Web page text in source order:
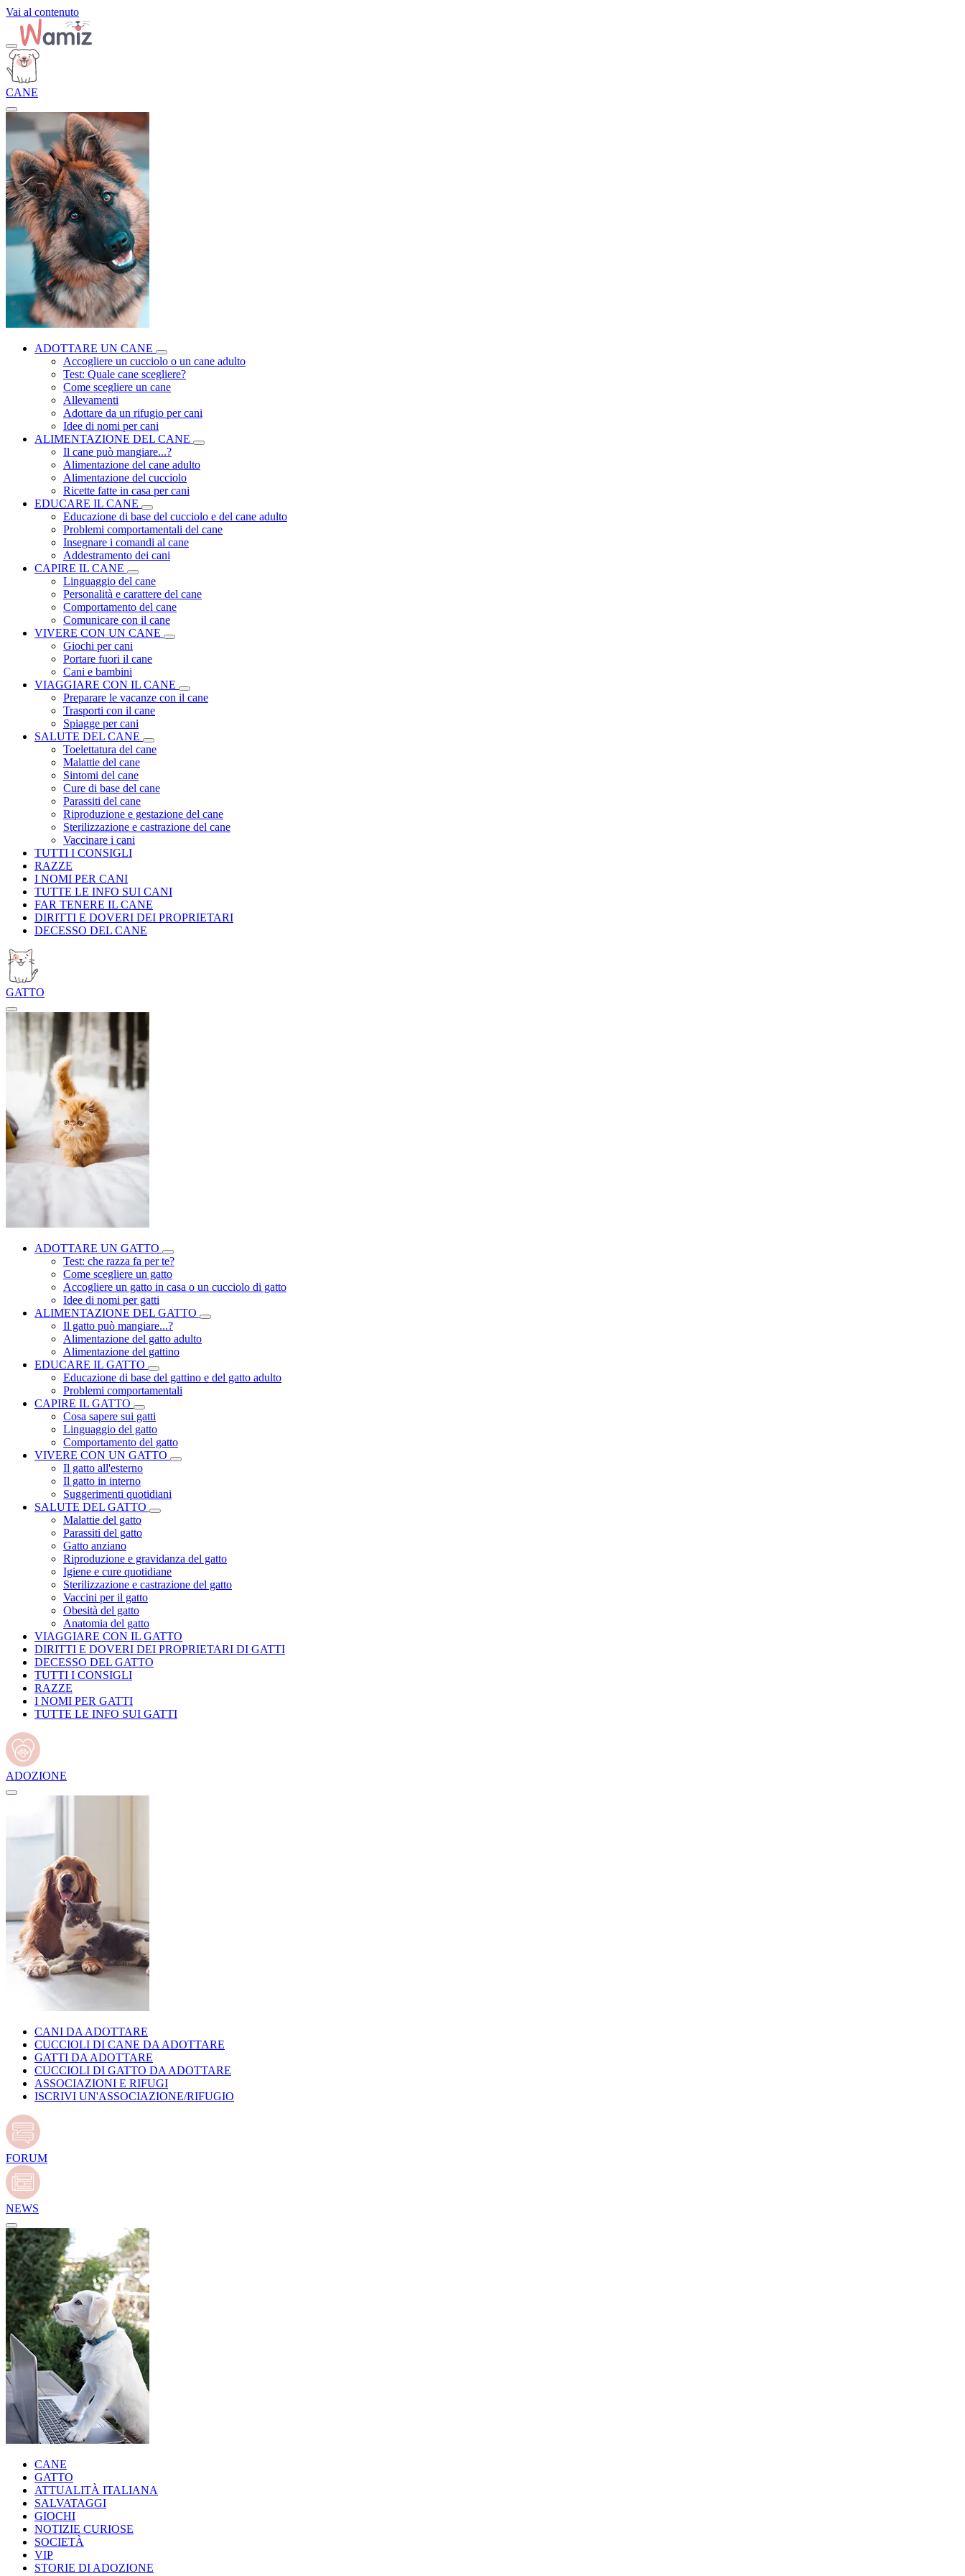
Vai al contenuto
CANE
ADOTTARE UN CANE
Accogliere un cucciolo o un cane adulto
Test: Quale cane scegliere?
Come scegliere un cane
Allevamenti
Adottare da un rifugio per cani
Idee di nomi per cani
ALIMENTAZIONE DEL CANE
Il cane può mangiare...?
Alimentazione del cane adulto
Alimentazione del cucciolo
Ricette fatte in casa per cani
EDUCARE IL CANE
Educazione di base del cucciolo e del cane adulto
Problemi comportamentali del cane
Insegnare i comandi al cane
Addestramento dei cani
CAPIRE IL CANE
Linguaggio del cane
Personalità e carattere del cane
Comportamento del cane
Comunicare con il cane
VIVERE CON UN CANE
Giochi per cani
Portare fuori il cane
Cani e bambini
VIAGGIARE CON IL CANE
Preparare le vacanze con il cane
Trasporti con il cane
Spiagge per cani
SALUTE DEL CANE
Toelettatura del cane
Malattie del cane
Sintomi del cane
Cure di base del cane
Parassiti del cane
Riproduzione e gestazione del cane
Sterilizzazione e castrazione del cane
Vaccinare i cani
TUTTI I CONSIGLI
RAZZE
I NOMI PER CANI
TUTTE LE INFO SUI CANI
FAR TENERE IL CANE
DIRITTI E DOVERI DEI PROPRIETARI
DECESSO DEL CANE
GATTO
ADOTTARE UN GATTO
Test: che razza fa per te?
Come scegliere un gatto
Accogliere un gatto in casa o un cucciolo di gatto
Idee di nomi per gatti
ALIMENTAZIONE DEL GATTO
Il gatto può mangiare...?
Alimentazione del gatto adulto
Alimentazione del gattino
EDUCARE IL GATTO
Educazione di base del gattino e del gatto adulto
Problemi comportamentali
CAPIRE IL GATTO
Cosa sapere sui gatti
Linguaggio del gatto
Comportamento del gatto
VIVERE CON UN GATTO
Il gatto all'esterno
Il gatto in interno
Suggerimenti quotidiani
SALUTE DEL GATTO
Malattie del gatto
Parassiti del gatto
Gatto anziano
Riproduzione e gravidanza del gatto
Igiene e cure quotidiane
Sterilizzazione e castrazione del gatto
Vaccini per il gatto
Obesità del gatto
Anatomia del gatto
VIAGGIARE CON IL GATTO
DIRITTI E DOVERI DEI PROPRIETARI DI GATTI
DECESSO DEL GATTO
TUTTI I CONSIGLI
RAZZE
I NOMI PER GATTI
TUTTE LE INFO SUI GATTI
ADOZIONE
CANI DA ADOTTARE
CUCCIOLI DI CANE DA ADOTTARE
GATTI DA ADOTTARE
CUCCIOLI DI GATTO DA ADOTTARE
ASSOCIAZIONI E RIFUGI
ISCRIVI UN'ASSOCIAZIONE/RIFUGIO
FORUM
NEWS
CANE
GATTO
ATTUALITÀ ITALIANA
SALVATAGGI
GIOCHI
NOTIZIE CURIOSE
SOCIETÀ
VIP
STORIE DI ADOZIONE